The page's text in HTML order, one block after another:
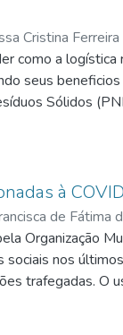
Cristina Ferreira
como a
seus
Sólidos
base nos
Os
para a
cooperativas
estão a baixa
algumas
dos
à
de Fátima
Organização
nos
trafegadas. O